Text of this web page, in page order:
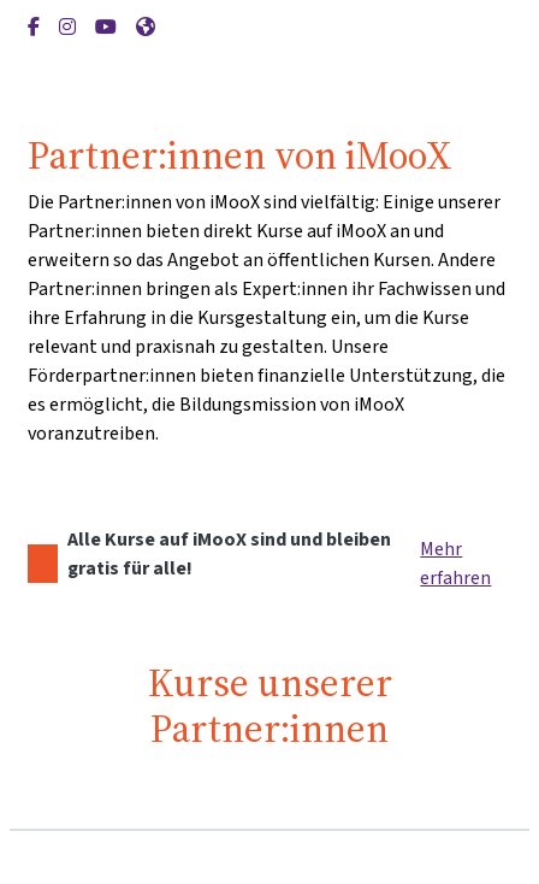
{mlang de}LawBusters{mlang}{mlang
{mlang de}LawBusters{mlang}{mlang
{mlang de}LawBusters{mlang}{mlang
{mlang de}LawBusters{mlang}{mlang
Partner:innen von iMooX
Die Partner:innen von iMooX sind vielfältig: Einige unserer
Partner:innen bieten direkt Kurse auf iMooX an und
erweitern so das Angebot an öffentlichen Kursen. Andere
Partner:innen bringen als Expert:innen ihr Fachwissen und
ihre Erfahrung in die Kursgestaltung ein, um die Kurse
relevant und praxisnah zu gestalten. Unsere
Förderpartner:innen bieten finanzielle Unterstützung, die
es ermöglicht, die Bildungsmission von iMooX
voranzutreiben.
Alle Kurse auf iMooX sind und bleiben
gratis für alle!
Mehr
erfahren
Kurse unserer
Partner:innen